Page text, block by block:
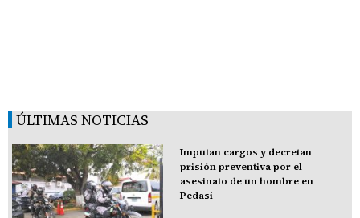
ÚLTIMAS NOTICIAS
Imputan cargos y decretan
prisión preventiva por el
asesinato de un hombre en
Pedasí